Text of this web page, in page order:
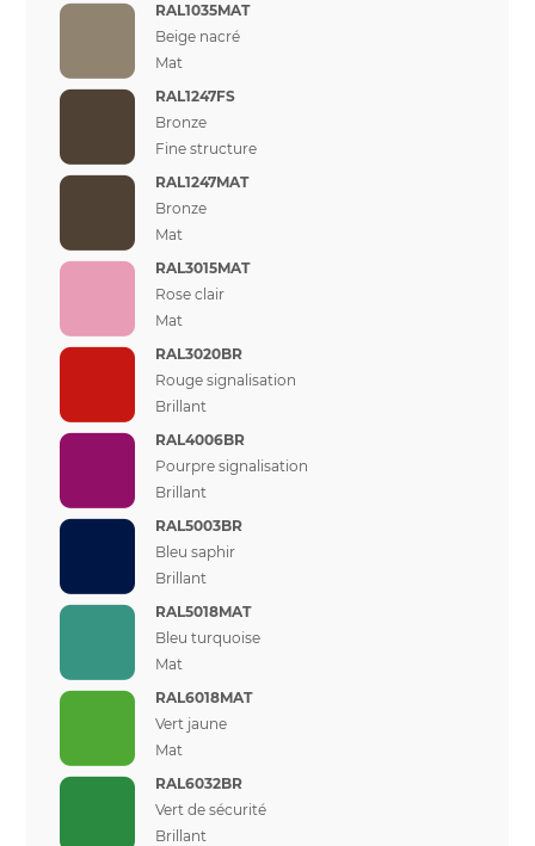
RAL1035MAT
Beige nacré
Mat
RAL1247FS
Bronze
Fine structure
RAL1247MAT
Bronze
Mat
RAL3015MAT
Rose clair
Mat
RAL3020BR
Rouge signalisation
Brillant
RAL4006BR
Pourpre signalisation
Brillant
RAL5003BR
Bleu saphir
Brillant
RAL5018MAT
Bleu turquoise
Mat
RAL6018MAT
Vert jaune
Mat
RAL6032BR
Vert de sécurité
Brillant